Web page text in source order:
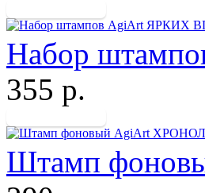
Набор
355 р.
Штамп